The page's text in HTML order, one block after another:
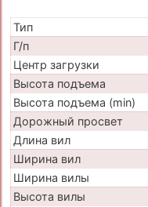
Тип
Г/п
Центр загрузки
Высота подъема
Высота подъема (min)
Дорожный просвет
Длина вил
Ширина вил
Ширина вилы
Высота вилы